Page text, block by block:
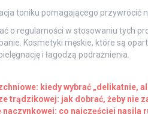
toniku pomagającego przywrócić
o regularności w stosowaniu tych
Kosmetyki męskie, które są
i łagodzą podrażnienia.
kiedy wybrać „delikatnie,
trądzikowej: jak dobrać, żeby nie
naczynkowej: co najczęściej